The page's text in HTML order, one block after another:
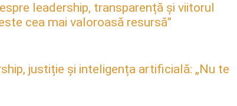
leadership, transparență și viitorul
cea mai valoroasă resursă”
justiție și inteligența artificială: „Nu te